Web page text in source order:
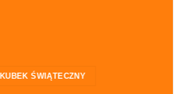
PODKŁADKI
KUBEK ŚWIĄTECZNY